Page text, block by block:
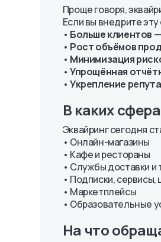
Платежные
сервисы и
Octo-Mobile
Платежная система
OlmaPay
Устав и Бизнес план
Уведомления
Комплаенс
Порядок обращения
клиентов
Проще говоря,
Если вы внедрите
• Больше клиентов
• Рост объёмов
• Минимизация
• Упрощённая
• Укрепление
В каких
Эквайринг сегодня
• Онлайн-магазины
• Кафе и рестораны
• Службы доставки и
• Подписки,
• Маркетплейсы
• Образовательные
На что